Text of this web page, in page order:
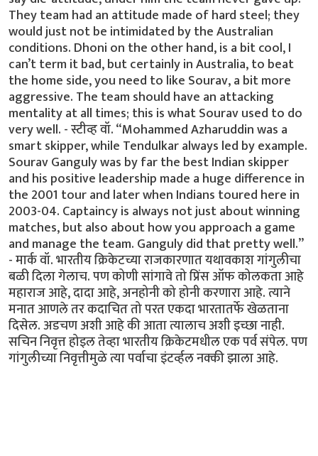
They team had an attitude made of hard steel; they
would just not be intimidated by the Australian
conditions. Dhoni on the other hand, is a bit cool, I
can’t term it bad, but certainly in Australia, to beat
the home side, you need to like Sourav, a bit more
aggressive. The team should have an attacking
mentality at all times; this is what Sourav used to do
very well. - स्टीव्ह वॉ. “Mohammed Azharuddin was a
smart skipper, while Tendulkar always led by example.
Sourav Ganguly was by far the best Indian skipper
and his positive leadership made a huge difference in
the 2001 tour and later when Indians toured here in
2003-04. Captaincy is always not just about winning
matches, but also about how you approach a game
and manage the team. Ganguly did that pretty well.”
- मार्क वॉ. भारतीय क्रिकेटच्या राजकारणात यथावकाश गांगुलीचा
बळी दिला गेलाच. पण कोणी सांगावे तो प्रिंस ऑफ कोलकता आहे
महाराज आहे, दादा आहे, अनहोनी को होनी करणारा आहे. त्याने
मनात आणले तर कदाचित तो परत एकदा भारतातर्फे खेळताना
दिसेल. अडचण अशी आहे की आता त्यालाच अशी इच्छा नाही.
सचिन निवृत्त होइल तेव्हा भारतीय क्रिकेटमधील एक पर्व संपेल. पण
गांगुलीच्या निवृत्तीमुळे त्या पर्वाचा इंटर्व्हल नक्की झाला आहे.